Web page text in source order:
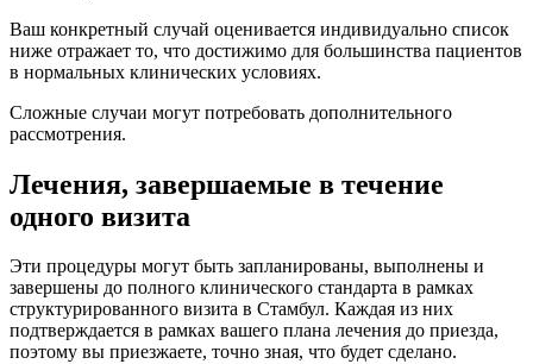
Ваш конкретный случай оценивается индивидуально список
ниже отражает то, что достижимо для большинства пациентов
в нормальных клинических условиях.
Сложные случаи могут потребовать дополнительного
рассмотрения.
Лечения, завершаемые в течение
одного визита
Эти процедуры могут быть запланированы, выполнены и
завершены до полного клинического стандарта в рамках
структурированного визита в Стамбул. Каждая из них
подтверждается в рамках вашего плана лечения до приезда,
поэтому вы приезжаете, точно зная, что будет сделано.